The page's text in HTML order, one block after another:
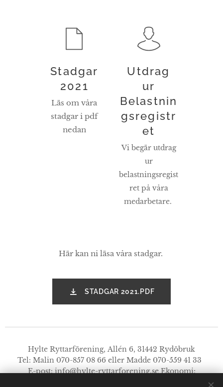
Stadgar
2021
Läs om våra
stadgar i pdf
nedan
Utdrag
ur
Belastnin
gsregistr
et
Vi begär utdrag
ur
belastningsregist
ret på våra
medarbetare.
Här kan ni läsa våra stadgar.
STADGAR 2021.PDF
Hylte Ryttarförening, Allén 6, 31442 Rydöbruk
Tel: Malin 070-857 08 66 eller Madde 070-559 41 33
E-post:info@hylte-ryttarforening.seEkonomi: